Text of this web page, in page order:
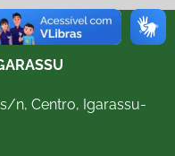
n, Centro, Igarassu-